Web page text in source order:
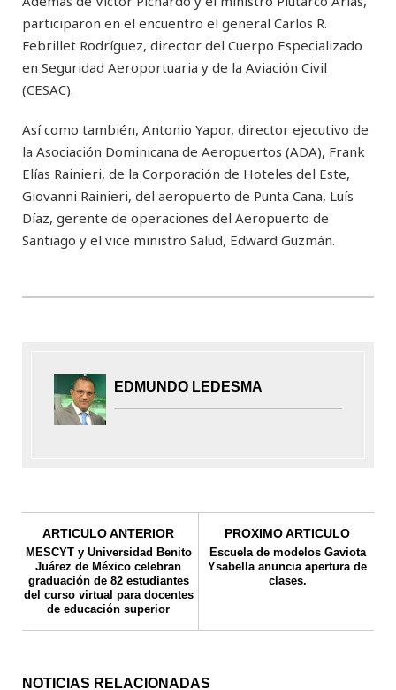
participaron en el encuentro el general Carlos R.
Febrillet Rodríguez, director del Cuerpo Especializado
en Seguridad Aeroportuaria y de la Aviación Civil
(CESAC).
Así como también, Antonio Yapor, director ejecutivo de
la Asociación Dominicana de Aeropuertos (ADA), Frank
Elías Rainieri, de la Corporación de Hoteles del Este,
Giovanni Rainieri, del aeropuerto de Punta Cana, Luís
Díaz, gerente de operaciones del Aeropuerto de
Santiago y el vice ministro Salud, Edward Guzmán.
EDMUNDO LEDESMA
ARTICULO ANTERIOR
MESCYT y Universidad Benito
Juárez de México celebran
graduación de 82 estudiantes
del curso virtual para docentes
de educación superior
PROXIMO ARTICULO
Escuela de modelos Gaviota
Ysabella anuncia apertura de
clases.
NOTICIAS RELACIONADAS